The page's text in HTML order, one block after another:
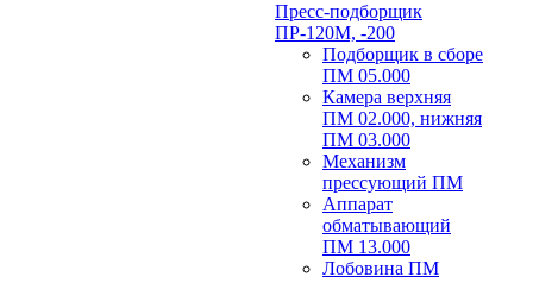
Пресс-подборщик
ПР-120М, -200
Подборщик в сборе
ПМ 05.000
Камера верхняя
ПМ 02.000, нижняя
ПМ 03.000
Механизм
прессующий ПМ
Аппарат
обматывающий
ПМ 13.000
Лобовина ПМ